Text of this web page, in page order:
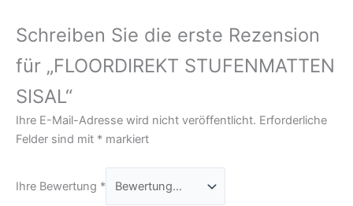
Schreiben Sie die erste Rezension
für „FLOORDIREKT STUFENMATTEN
SISAL“
Ihre E-Mail-Adresse wird nicht veröffentlicht. Erforderliche
Felder sind mit * markiert
Ihre Bewertung *